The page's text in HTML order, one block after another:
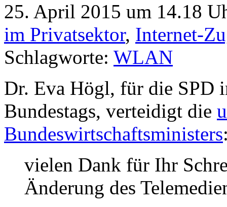
25. April 2015 um 14.18
im Privatsektor, Internet-
Schlagworte: WLAN
Dr. Eva Högl, für die SPD
Bundestags, verteidigt die
Bundeswirtschaftsministers
vielen Dank für Ihr
Änderung des